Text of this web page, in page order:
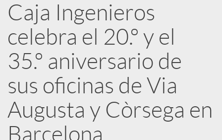
b
l
i
c
Caja Ingenieros
celebra el 20.º y el
35.º aniversario de
sus oficinas de Via
Augusta y Còrsega en
Barcelona